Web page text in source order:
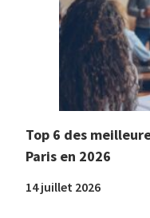
Top 6 des
Paris en 2026
14 juillet 2026